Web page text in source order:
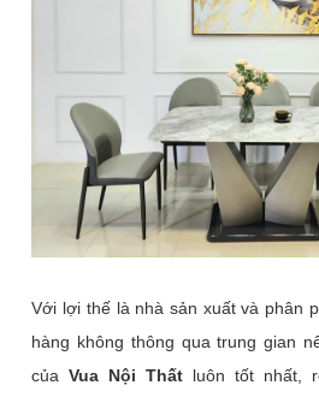
Với lợi thế là nhà sản xuất và phân
hàng không thông qua trung gian
củaVua Nội Thất luôn tốt nhất,